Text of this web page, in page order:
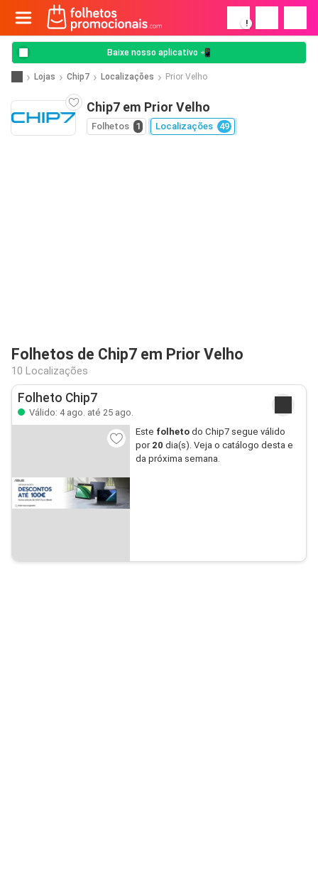
!
Baixe nosso aplicativo 📲
Lojas Chip7 Localizações Prior Velho
Chip7 em Prior Velho
Folhetos 1 Localizações 49
Folhetos de Chip7 em Prior Velho
10 Localizações
Folheto Chip7
Válido: 4 ago. até 25 ago.
Este folhetodo Chip7 segue válido
por 20 dia(s). Veja o catálogo desta e
da próxima semana.